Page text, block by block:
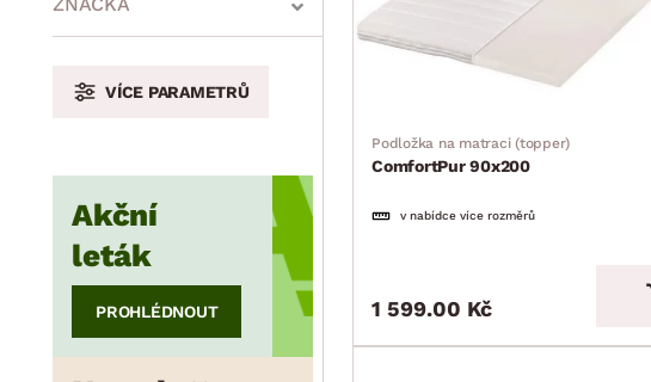
min.
VÍCE PARAMETRŮ
Akční
leták
PROHLÉDNOUT
Podložka na matraci (topper)
ComfortPur 90x200
v nabídce více rozměrů
1 599.00 Kč